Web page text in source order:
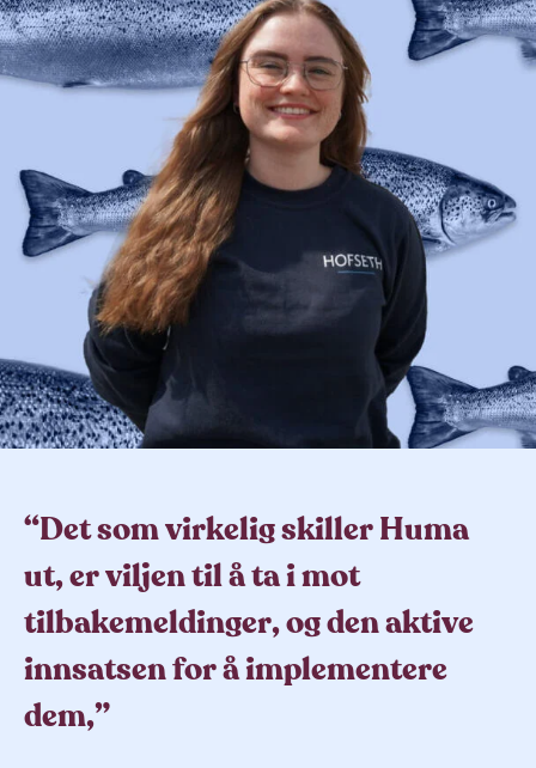
“Det som virkelig skiller Huma
ut, er viljen til å ta i mot
tilbakemeldinger, og den aktive
innsatsen for å implementere
dem,”